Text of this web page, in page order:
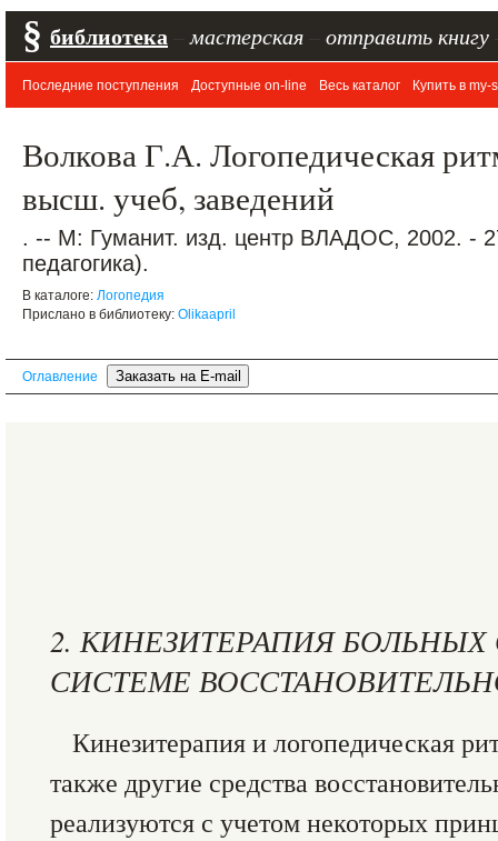
§ библиотека мастерская отправить книгу
Последние поступления Доступные on-line Весь каталог Купить в my-
Волкова Г.А. Логопедическая
высш. учеб, заведений
. -- М: Гуманит. изд. центр ВЛАДОС, 2002. -
педагогика).
В каталоге: Логопедия
Прислано в библиотеку: Olikaapril
Оглавление
2. КИНЕЗИТЕРАПИЯ БОЛЬНЫХ
СИСТЕМЕ
Кинезитерапия и логопедическая
также другие средства
реализуются с учетом некоторых